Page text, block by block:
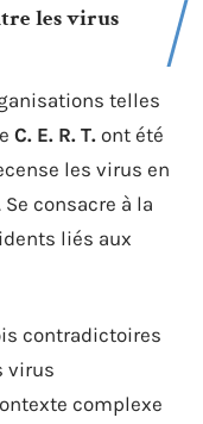
les virus
telles
C. E. R. T. ont été
les virus en
consacre à la
liés aux
contradictoires
virus
complexe